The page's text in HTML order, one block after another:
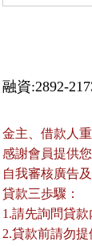
融資:2892-
金主、借款人重
感謝會員提供
自我審核廣告
貸款三歩驟：
1.請先詢問貸款
2.貸款前請勿